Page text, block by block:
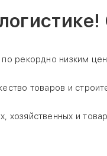
рекордно низким
товаров и
хозяйственных и